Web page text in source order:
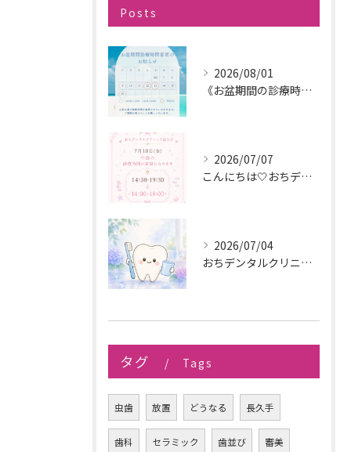
Posts
2026/08/01
《お盆期間の診療時間変更のお知らせ》
2026/07/07
こんにちは🤍おちデンタルクリニック長久手です🪥
2026/07/04
おちデンタルクリニック長久手です。
タグ Tags
虫歯 放置 どうなる 長久手
歯科 セラミック 歯並び 審美